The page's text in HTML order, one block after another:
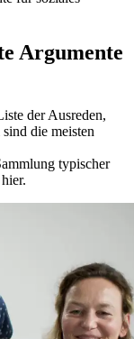
Argumente
der Ausreden,
die meisten
typischer